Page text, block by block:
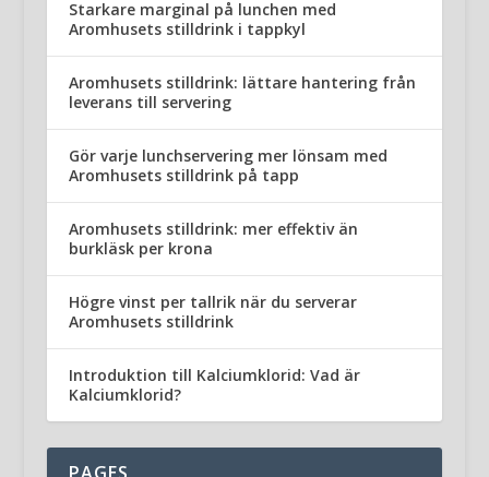
Starkare marginal på lunchen med
Aromhusets stilldrink i tappkyl
Aromhusets stilldrink: lättare hantering från
leverans till servering
Gör varje lunchservering mer lönsam med
Aromhusets stilldrink på tapp
Aromhusets stilldrink: mer effektiv än
burkläsk per krona
Högre vinst per tallrik när du serverar
Aromhusets stilldrink
Introduktion till Kalciumklorid: Vad är
Kalciumklorid?